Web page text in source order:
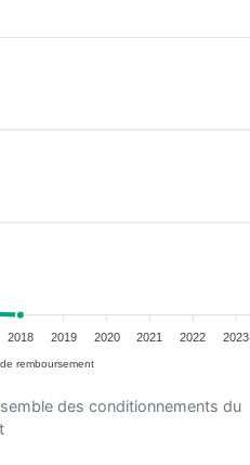
2018 2019 2020 2021 2022 2023
remboursement
des conditionnements du